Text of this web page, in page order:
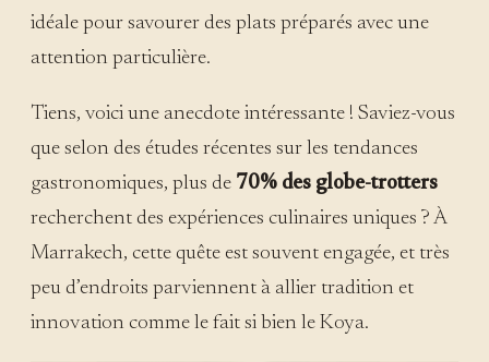
idéale pour savourer des plats préparés avec une
attention particulière.
Tiens, voici une anecdote intéressante ! Saviez-vous
que selon des études récentes sur les tendances
gastronomiques, plus de 70% des globe-trotters
recherchent des expériences culinaires uniques ? À
Marrakech, cette quête est souvent engagée, et très
peu d’endroits parviennent à allier tradition et
innovation comme le fait si bien le Koya.